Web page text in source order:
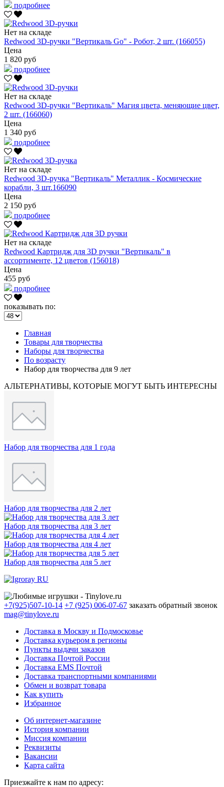
подробнее
Нет на складе
Redwood 3D-ручки "Вертикаль Go" - Робот, 2 шт. (166055)
Цена
1 820 руб
подробнее
Нет на складе
Redwood 3D-ручки "Вертикаль" Магия цвета, меняющие цвет,
2 шт. (166060)
Цена
1 340 руб
подробнее
Нет на складе
Redwood 3D-ручка "Вертикаль" Металлик - Космические
корабли, 3 шт.166090
Цена
2 150 руб
подробнее
Нет на складе
Redwood Картридж для 3D ручки "Вертикаль" в
ассортименте, 12 цветов (156018)
Цена
455 руб
подробнее
показывать по:
Главная
Товары для творчества
Наборы для творчества
По возрасту
Набор для творчества для 9 лет
АЛЬТЕРНАТИВЫ, КОТОРЫЕ МОГУТ БЫТЬ ИНТЕРЕСНЫ
Набор для творчества для 1 года
Набор для творчества для 2 лет
Набор для творчества для 3 лет
Набор для творчества для 4 лет
Набор для творчества для 5 лет
+7(925)507-10-14 +7 (925) 006-07-67 заказать обратный звонок
mag@tinylove.ru
Доставка в Москву и Подмосковье
Доставка курьером в регионы
Пункты выдачи заказов
Доставка Почтой России
Доставка EMS Почтой
Доставка транспортными компаниями
Обмен и возврат товара
Как купить
Избранное
Об интернет-магазине
История компании
Миссия компании
Реквизиты
Вакансии
Карта сайта
Приезжайте к нам по адресу: